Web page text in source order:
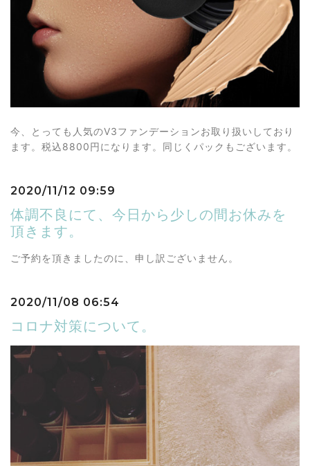
今、とっても人気のV3ファンデーションお取り扱いしており
ます。税込8800円になります。同じくパックもございます。
2020/11/12 09:59
体調不良にて、今日から少しの間お休みを
頂きます。
ご予約を頂きましたのに、申し訳ございません。
2020/11/08 06:54
コロナ対策について。